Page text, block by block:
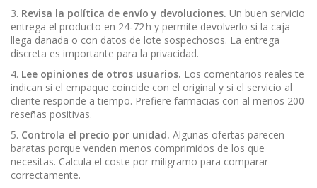
3. Revisa la política de envío y devoluciones. Un buen servicio
entrega el producto en 24‑72 h y permite devolverlo si la caja
llega dañada o con datos de lote sospechosos. La entrega
discreta es importante para la privacidad.
4. Lee opiniones de otros usuarios. Los comentarios reales te
indican si el empaque coincide con el original y si el servicio al
cliente responde a tiempo. Prefiere farmacias con al menos 200
reseñas positivas.
5. Controla el precio por unidad. Algunas ofertas parecen
baratas porque venden menos comprimidos de los que
necesitas. Calcula el coste por miligramo para comparar
correctamente.